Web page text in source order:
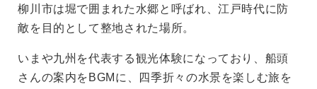
柳川市は堀で囲まれた水郷と呼ばれ、江戸時代に防
敵を目的として整地された場所。
いまや九州を代表する観光体験になっており、船頭
さんの案内をBGMに、四季折々の水景を楽しむ旅を